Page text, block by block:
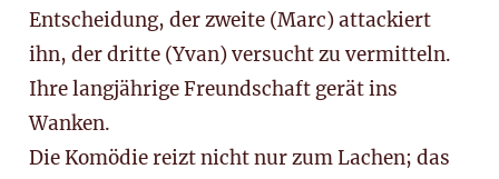
Entscheidung, der zweite (Marc) attackiert
ihn, der dritte (Yvan) versucht zu vermitteln.
Ihre langjährige Freundschaft gerät ins
Wanken.
Die Komödie reizt nicht nur zum Lachen; das